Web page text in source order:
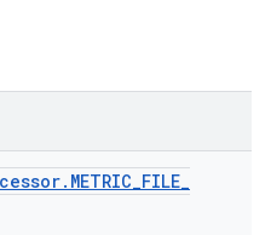
. METRIC_FILE_